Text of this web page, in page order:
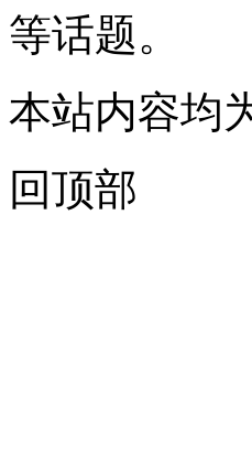
等话题。
本站内容均
回顶部